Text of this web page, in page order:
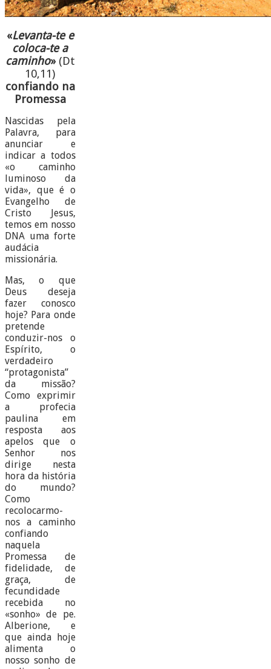
«Levanta-te e
coloca-te a
caminho»(Dt
10,11)
confiando na
Promessa
Nascidas pela
Palavra, para
anunciar e
indicar a todos
«o caminho
luminoso da
vida», que é o
Evangelho de
Cristo Jesus,
temos em nosso
DNA uma forte
audácia
missionária.
Mas, o que
Deus deseja
fazer conosco
hoje? Para onde
pretende
conduzir-nos o
Espírito, o
verdadeiro
“protagonista”
da missão?
Como exprimir
a profecia
paulina em
resposta aos
apelos que o
Senhor nos
dirige nesta
hora da história
do mundo?
Como
recolocarmo-
nos a caminho
confiando
naquela
Promessa de
fidelidade, de
graça, de
fecundidade
recebida no
«sonho» de pe.
Alberione, e
que ainda hoje
alimenta o
nosso sonho de